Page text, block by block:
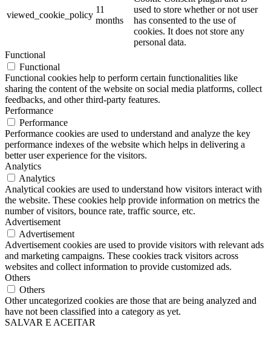
viewed_cookie_policy
11
months
used to store whether or not user
has consented to the use of
cookies. It does not store any
personal data.
Functional
Functional
Functional cookies help to perform certain functionalities like
sharing the content of the website on social media platforms, collect
feedbacks, and other third-party features.
Performance
Performance
Performance cookies are used to understand and analyze the key
performance indexes of the website which helps in delivering a
better user experience for the visitors.
Analytics
Analytics
Analytical cookies are used to understand how visitors interact with
the website. These cookies help provide information on metrics the
number of visitors, bounce rate, traffic source, etc.
Advertisement
Advertisement
Advertisement cookies are used to provide visitors with relevant ads
and marketing campaigns. These cookies track visitors across
websites and collect information to provide customized ads.
Others
Others
Other uncategorized cookies are those that are being analyzed and
have not been classified into a category as yet.
SALVAR E ACEITAR